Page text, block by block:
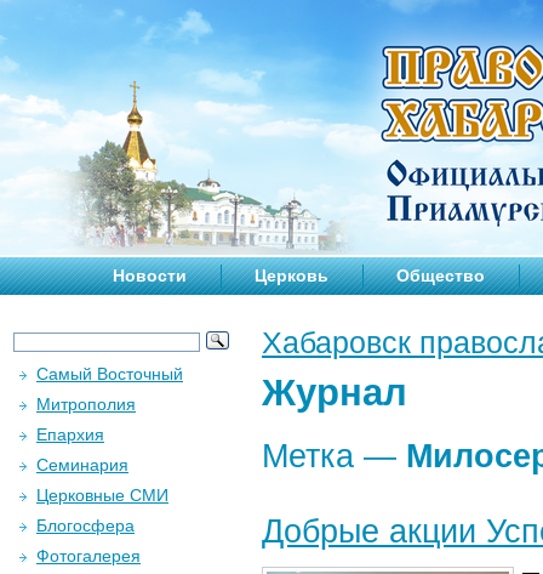
Новости Церковь Общество
Хабаровск
Журнал
Метка —
Добрые акции
Самый Восточный
Митрополия
Епархия
Семинария
Церковные СМИ
Блогосфера
Фотогалерея